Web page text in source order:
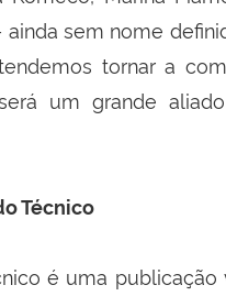
ainda sem nome
tornar a
um grande
Técnico
é uma